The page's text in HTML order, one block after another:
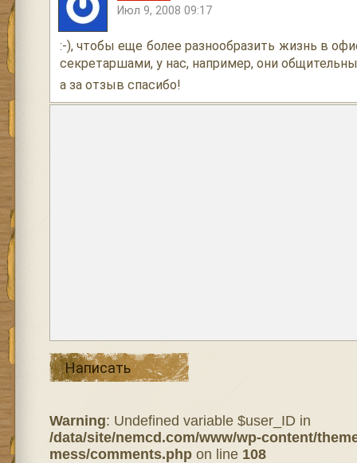
Июл 9, 2008 09:17
:-), чтобы еще более разнообразить жизнь в
секретаршами, у нас, например, они
а за отзыв спасибо!
Написать
Warning: Undefined variable $user_ID in
/data/site/nemcd.com/www/wp-content/
mess/comments.phpon line 108